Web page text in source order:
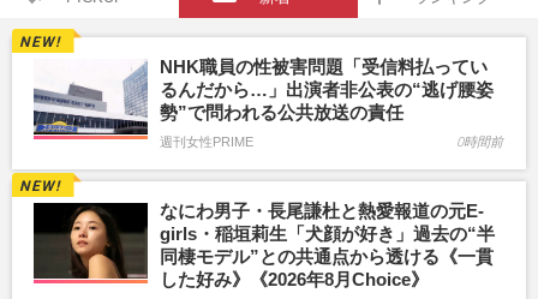
NHK職員の性被害問題「受信料払ってい
るんだから…」出演者非公表の“逃げ腰姿
勢”で問われる公共放送の責任
週刊女性PRIME 0時間前
なにわ男子・長尾謙杜と熱愛報道の元E-
girls・稲垣莉生「犬顔が好き」過去の“半
同棲モデル”との共通点から透ける《一貫
した好み》《2026年8月Choice》